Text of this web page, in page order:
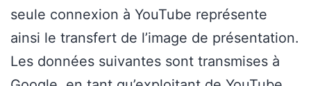
seule connexion à YouTube représente
ainsi le transfert de l’image de présentation.
Les données suivantes sont transmises à